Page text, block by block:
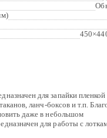
для запайки пленкой
ланч-боксов и т.п.
даже в небольшом
для работы с